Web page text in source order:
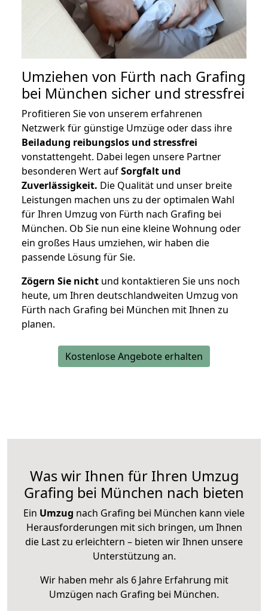
Umziehen von Fürth nach Grafing
bei München sicher und stressfrei
Profitieren Sie von unserem erfahrenen
Netzwerk für günstige Umzüge oder dass ihre
Beiladung reibungslos und stressfrei
vonstattengeht. Dabei legen unsere Partner
besonderen Wert aufSorgfalt und
Zuverlässigkeit. Die Qualität und unser breite
Leistungen machen uns zu der optimalen Wahl
für Ihren Umzug von Fürth nach Grafing bei
München. Ob Sie nun eine kleine Wohnung oder
ein großes Haus umziehen, wir haben die
passende Lösung für Sie.
Zögern Sie nicht und kontaktieren Sie uns noch
heute, um Ihren deutschlandweiten Umzug von
Fürth nach Grafing bei München mit Ihnen zu
planen.
Kostenlose Angebote erhalten
Was wir Ihnen für Ihren Umzug
Grafing bei München nach bieten
Ein Umzug nach Grafing bei München kann viele
Herausforderungen mit sich bringen, um Ihnen
die Last zu erleichtern – bieten wir Ihnen unsere
Unterstützung an.
Wir haben mehr als 6 Jahre Erfahrung mit
Umzügen nach Grafing bei München.